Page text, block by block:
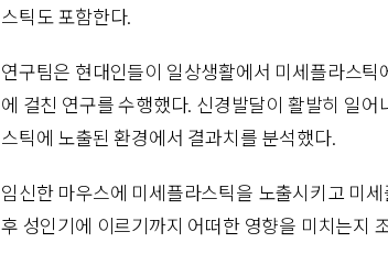
스틱도 포함한다.
연구팀은 현대인들이 일상생활에서 미세플라스
에 걸친 연구를 수행했다. 신경발달이 활발히 일
스틱에 노출된 환경에서 결과치를 분석했다.
임신한 마우스에 미세플라스틱을 노출시키고 미
후 성인기에 이르기까지 어떠한 영향을 미치는지